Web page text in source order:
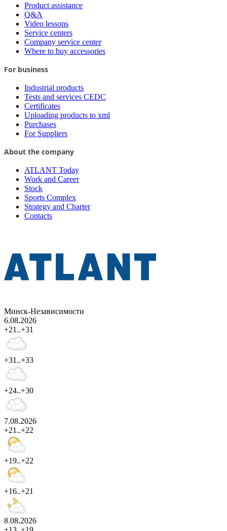
Product assistance
Q&A
Video lessons
Service centers
Company service center
Where to buy accessories
For business
Industrial products
Tests and services CEDC
Certificates
Uploading products to xml
Purchases
For Suppliers
About the company
ATLANT Today
Work and Career
Stock
Sports Complex
Strategy and Charter
Contacts
Минск-Независимости
6.08.2026
+21..+31
+31..+33
+24..+30
7.08.2026
+21..+22
+19..+22
+16..+21
8.08.2026